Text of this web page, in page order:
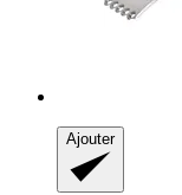
Ajouter